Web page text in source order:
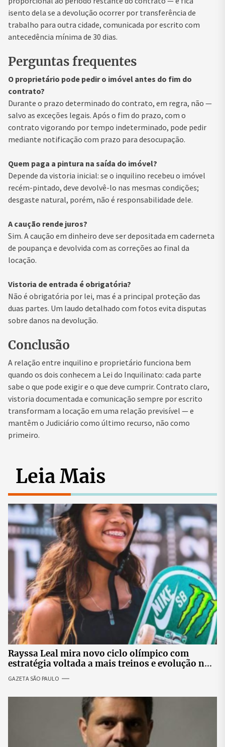
isento dela se a devolução ocorrer por transferência de
trabalho para outra cidade, comunicada por escrito com
antecedência mínima de 30 dias.
Perguntas frequentes
O proprietário pode pedir o imóvel antes do fim do
contrato?
Durante o prazo determinado do contrato, em regra, não —
salvo as exceções legais. Após o fim do prazo, com o
contrato vigorando por tempo indeterminado, pode pedir
mediante notificação com prazo para desocupação.
Quem paga a pintura na saída do imóvel?
Depende da vistoria inicial: se o inquilino recebeu o imóvel
recém-pintado, deve devolvê-lo nas mesmas condições;
desgaste natural, porém, não é responsabilidade dele.
A caução rende juros?
Sim. A caução em dinheiro deve ser depositada em caderneta
de poupança e devolvida com as correções ao final da
locação.
Vistoria de entrada é obrigatória?
Não é obrigatória por lei, mas é a principal proteção das
duas partes. Um laudo detalhado com fotos evita disputas
sobre danos na devolução.
Conclusão
A relação entre inquilino e proprietário funciona bem
quando os dois conhecem a Lei do Inquilinato: cada parte
sabe o que pode exigir e o que deve cumprir. Contrato claro,
vistoria documentada e comunicação sempre por escrito
transformam a locação em uma relação previsível — e
mantêm o Judiciário como último recurso, não como
primeiro.
Leia Mais
Rayssa Leal mira novo ciclo olímpico com
estratégia voltada a mais treinos e evolução no
GAZETA SÃO PAULO